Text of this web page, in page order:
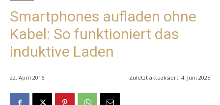
Smartphones aufladen ohne
Kabel: So funktioniert das
induktive Laden
22. April 2016 Zuletzt aktualisiert: 4. Juni 2025